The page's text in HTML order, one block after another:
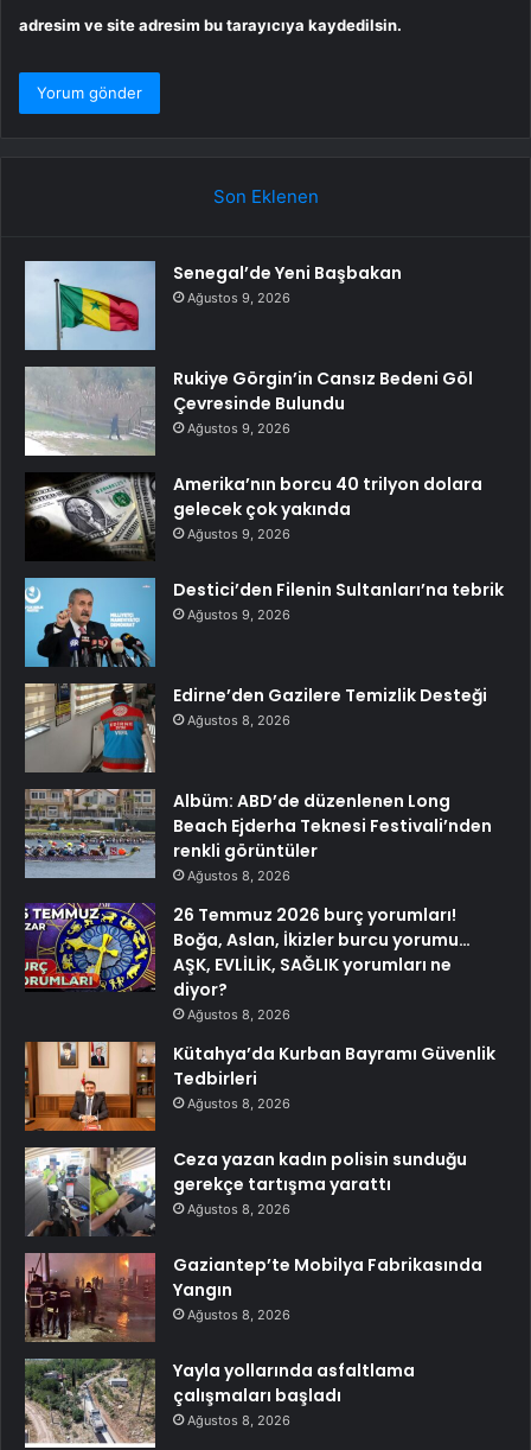
adresim ve site adresim bu tarayıcıya kaydedilsin.
Son Eklenen
Senegal’de Yeni Başbakan
Ağustos 9, 2026
Rukiye Görgin’in Cansız Bedeni Göl
Çevresinde Bulundu
Ağustos 9, 2026
Amerika’nın borcu 40 trilyon dolara
gelecek çok yakında
Ağustos 9, 2026
Destici’den Filenin Sultanları’na tebrik
Ağustos 9, 2026
Edirne’den Gazilere Temizlik Desteği
Ağustos 8, 2026
Albüm: ABD’de düzenlenen Long
Beach Ejderha Teknesi Festivali’nden
renkli görüntüler
Ağustos 8, 2026
26 Temmuz 2026 burç yorumları!
Boğa, Aslan, İkizler burcu yorumu…
AŞK, EVLİLİK, SAĞLIK yorumları ne
diyor?
Ağustos 8, 2026
Kütahya’da Kurban Bayramı Güvenlik
Tedbirleri
Ağustos 8, 2026
Ceza yazan kadın polisin sunduğu
gerekçe tartışma yarattı
Ağustos 8, 2026
Gaziantep’te Mobilya Fabrikasında
Yangın
Ağustos 8, 2026
Yayla yollarında asfaltlama
çalışmaları başladı
Ağustos 8, 2026